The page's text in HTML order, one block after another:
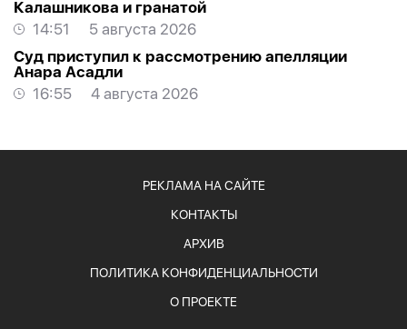
Калашникова и гранатой
14:51
5 августа 2026
Суд приступил к рассмотрению апелляции
Анара Асадли
16:55
4 августа 2026
РЕКЛАМА НА САЙТЕ
КОНТАКТЫ
АРХИВ
ПОЛИТИКА КОНФИДЕНЦИАЛЬНОСТИ
О ПРОЕКТЕ